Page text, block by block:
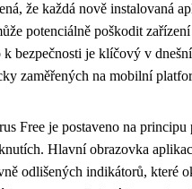
že každá nově instalovaná
potenciálně poškodit
bezpečnosti je klíčový v
zaměřených na mobilní
Free je postaveno na principu
Hlavní obrazovka
odlišených indikátorů, které